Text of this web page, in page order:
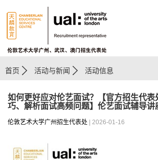
首页 活动与新闻 活动信息
如何更好应对伦艺面试？【官方招生代表
巧、解析面试高频问题】伦艺面试辅导讲
伦敦艺术大学广州招生代表处 | 2026-01-16